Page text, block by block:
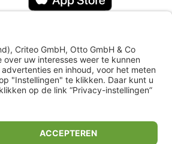
limango.de limango.pl